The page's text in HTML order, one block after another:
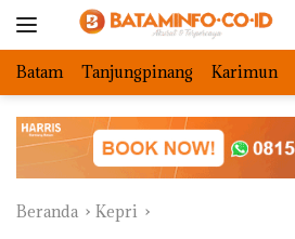
Batam Tanjungpinang Karimun
Beranda Kepri